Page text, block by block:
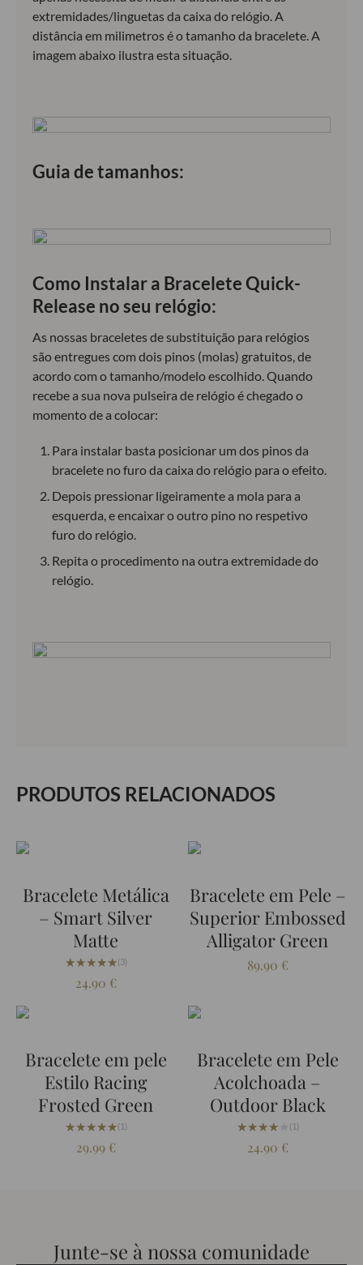
extremidades/linguetas da caixa do relógio. A
distância em milimetros é o tamanho da bracelete. A
imagem abaixo ilustra esta situação.
Guia de tamanhos:
Como Instalar a Bracelete Quick-
Release no seu relógio:
As nossas braceletes de substituição para relógios
são entregues com dois pinos (molas) gratuitos, de
acordo com o tamanho/modelo escolhido. Quando
recebe a sua nova pulseira de relógio é chegado o
momento de a colocar:
Para instalar basta posicionar um dos pinos da
bracelete no furo da caixa do relógio para o efeito.
Depois pressionar ligeiramente a mola para a
esquerda, e encaixar o outro pino no respetivo
furo do relógio.
Repita o procedimento na outra extremidade do
relógio.
PRODUTOS RELACIONADOS
Bracelete Metálica
– Smart Silver
Matte
★★★★★
★★★★★(3)
24.90 €
Bracelete em Pele –
Superior Embossed
Alligator Green
89.90 €
Bracelete em pele
Estilo Racing
Frosted Green
★★★★★
★★★★★(1)
29.99 €
Bracelete em Pele
Acolchoada –
Outdoor Black
★★★★★
★★★★★ (1)
24.90 €
Junte-se à nossa comunidade